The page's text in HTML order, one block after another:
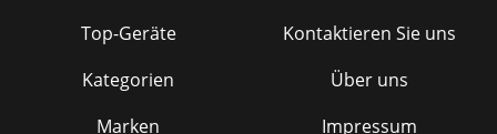
Top-Geräte
Kategorien
Marken
Kontaktieren Sie uns
Über uns
Impressum